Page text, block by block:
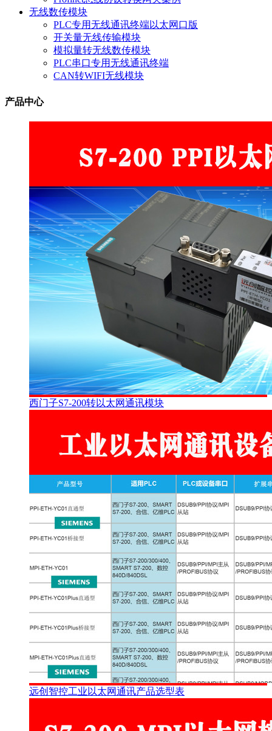
无线数传模块
PLC专用无线通讯终端以太网口版
开关量无线传输模块
模拟量转无线数传模块
PLC串口专用无线通讯终端
CAN转WIFI无线模块
产品中心
西门子S7-200转以太网通讯模块
远创智控工业以太网通讯产品选型表